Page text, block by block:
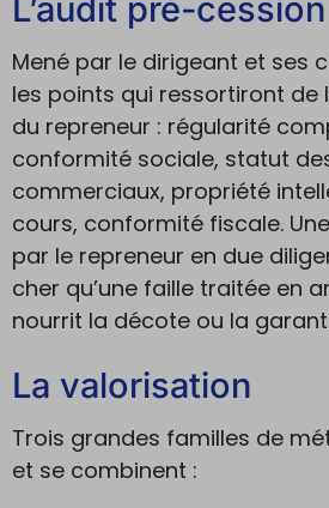
L’audit pré-cession
Mené par le dirigeant et ses
les points qui ressortiront de
du repreneur : régularité
conformité sociale, statut
commerciaux, propriété
cours, conformité fiscale.
par le repreneur en due
cher qu’une faille traitée en
nourrit la décote ou la
La valorisation
Trois grandes familles de
et se combinent :